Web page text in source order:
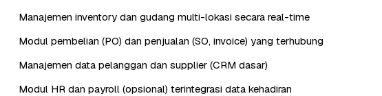
Manajemen inventory dan gudang multi-lokasi secara real-time
Modul pembelian (PO) dan penjualan (SO, invoice) yang terhubung
Manajemen data pelanggan dan supplier (CRM dasar)
Modul HR dan payroll (opsional) terintegrasi data kehadiran